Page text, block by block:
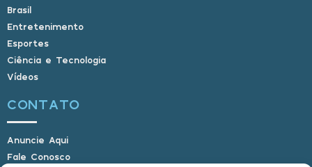
Brasil
Entretenimento
Esportes
Ciência e Tecnologia
Vídeos
CONTATO
Anuncie Aqui
Fale Conosco